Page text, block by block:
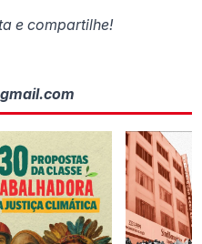
e compartilhe!